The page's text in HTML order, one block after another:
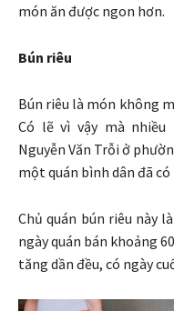
món ăn được ngon hơn.
Bún riêu
Bún riêu là món không
Có lẽ vì vậy mà
Nguyễn Văn Trỗi ở
một quán bình dân đã
Chủ quán bún riêu này
ngày quán bán khoảng
tăng dần đều, có ngày